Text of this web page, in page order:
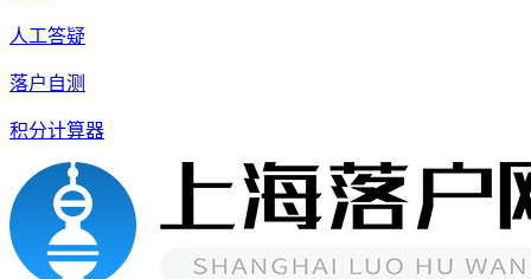
人工答疑
落户自测
积分计算器